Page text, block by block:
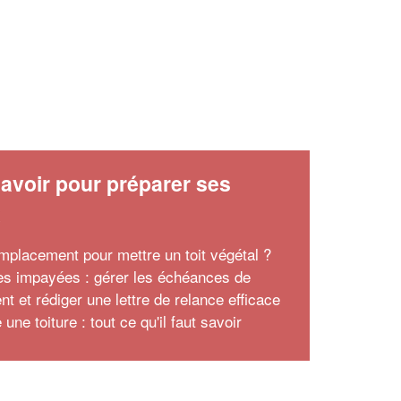
pour préparer ses
pour mettre un toit végétal ?
impayées : gérer les échéances de
et rédiger une lettre de relance efficace
une toiture : tout ce qu'il faut savoir